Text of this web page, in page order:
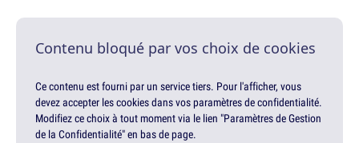
Contenu bloqué par vos choix de cookies
Ce contenu est fourni par un service tiers. Pour l'afficher, vous
devez accepter les cookies dans vos paramètres de confidentialité.
Modifiez ce choix à tout moment via le lien "Paramètres de Gestion
de la Confidentialité" en bas de page.